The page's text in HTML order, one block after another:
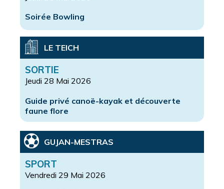
Soirée Bowling
LE TEICH
SORTIE
Jeudi 28 Mai 2026
Guide privé canoë-kayak et découverte
faune flore
GUJAN-MESTRAS
SPORT
Vendredi 29 Mai 2026